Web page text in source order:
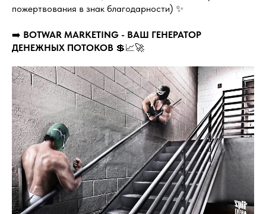
пожертвования в знак благодарности) ✨
➡️ BOTWAR MARKETING - ВАШ ГЕНЕРАТОР
ДЕНЕЖНЫХ ПОТОКОВ 💲📈🚀